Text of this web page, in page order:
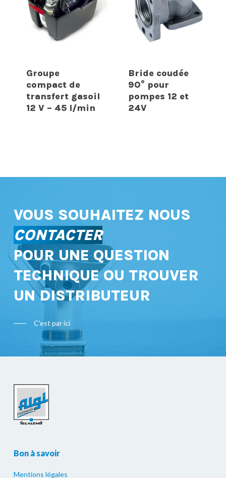
Groupe
compact de
transfert gasoil
12 V – 45 l/min
Bride coudée
90° pour
pompes 12 et
24V
VOUS SOUHAITEZ NOUS
CONTACTER
POUR UNE QUESTION
TECHNIQUE OU TROUVER
UN DISTRIBUTEUR
C'est par ici
Bon à savoir
Mentions légales